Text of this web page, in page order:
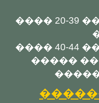
���� 20-39
���� 40-44
�����